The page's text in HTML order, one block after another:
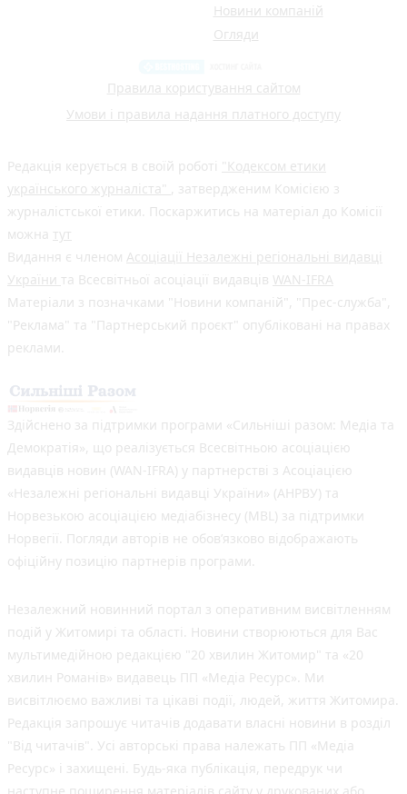
Новини компаній
Огляди
Правила користування сайтом
Умови і правила надання платного доступу
Редакція керується в своїй роботі "Кодексом етики
українського журналіста"
, затвердженим Комісією з
журналістської етики. Поскаржитись на матеріал до Комісії
можна тут
Видання є членом Асоціації Незалежні регіональні видавці
України та Всесвітньої асоціації видавців WAN-IFRA
Матеріали з позначками "Новини компаній", "Прес-служба",
"Реклама" та "Партнерський проєкт" опубліковані на правах
реклами.
Здійснено за підтримки програми «Сильніші разом: Медіа та
Демократія», що реалізується Всесвітньою асоціацією
видавців новин (WAN-IFRA) у партнерстві з Асоціацією
«Незалежні регіональні видавці України» (АНРВУ) та
Норвезькою асоціацією медіабізнесу (MBL) за підтримки
Норвегії. Погляди авторів не обов’язково відображають
офіційну позицію партнерів програми.
Незалежний новинний портал з оперативним висвітленням
подій у Житомирі та області. Новини створюються для Вас
мультимедійною редакцією "20 хвилин Житомир" та «20
хвилин Романів» видавець ПП «Медіа Ресурс». Ми
висвітлюємо важливі та цікаві події, людей, життя Житомира.
Редакція запрошує читачів додавати власні новини в розділ
"Від читачів". Усі авторські права належать ПП «Медіа
Ресурс» і захищені. Будь-яка публiкацiя, передрук чи
наступне поширення матеріалів сайту у друкованих або